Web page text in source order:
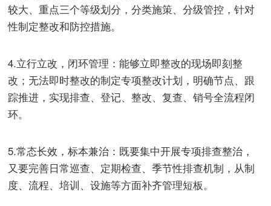
较大、重点三个等级划分，分类施策、分级管控，针对
性制定整改和防控措施。
4.立行立改，闭环管理：能够立即整改的现场即刻整
改；无法即时整改的制定专项整改计划，明确节点、跟
踪推进，实现排查、登记、整改、复查、销号全流程闭
环。
5.常态长效，标本兼治：既要集中开展专项排查整治，
又要完善日常巡查、定期检查、季节性排查机制，从制
度、流程、培训、设施等方面补齐管理短板。